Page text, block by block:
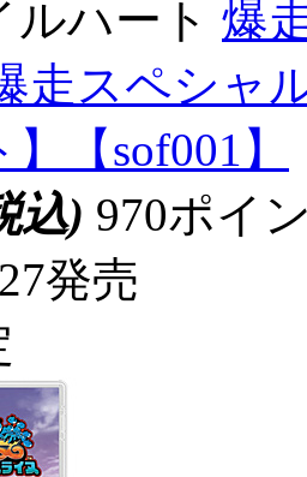
ルハート 爆
走スペシャ
【sof001】
込) 970ポイ
発売